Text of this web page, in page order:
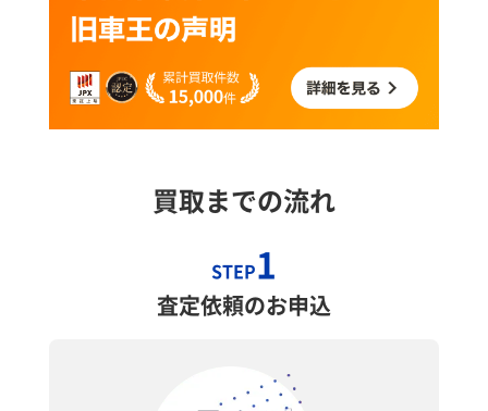
買取までの流れ
STEP1
査定依頼のお申込